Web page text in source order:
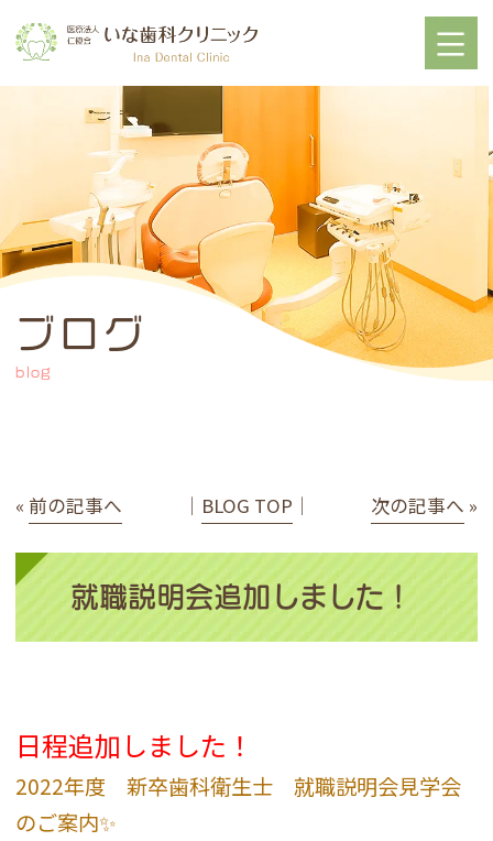
ブログ
blog
« 前の記事へ │ BLOG TOP │ 次の記事へ »
就職説明会追加しました！
日程追加しました！
2022年度 新卒歯科衛生士 就職説明会見学会
のご案内✨